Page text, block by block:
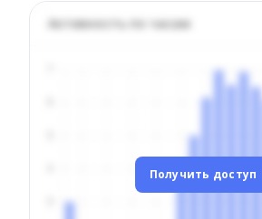
Активность по часам
Получить доступ